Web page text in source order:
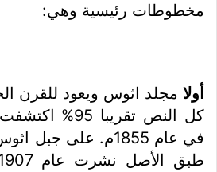
مخطوطات رئيسية وهي:
أولا مجلد اثوس ويعود للقرن
كل النص تقريبا
في عام 1855م. على